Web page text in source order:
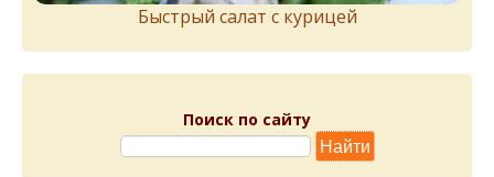
Быстрый салат с курицей
Поиск по сайту